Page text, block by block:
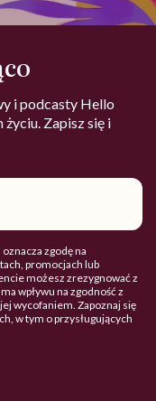
i podcasty Hello
Zapisz się i
zgodę na
promocjach lub
możesz zrezygnować z
wpływu na zgodność z
wycofaniem. Zapoznaj się
w tym o przysługujących